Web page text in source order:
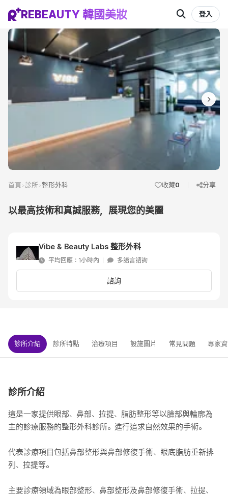
REBEAUTY 韓國美妝 登入
首頁>診所>整形外科 收藏0 分享
以最高技術和真誠服務，展現您的美麗
Vibe & Beauty Labs 整形外科
平均回應：1小時內 多語言諮詢
諮詢
診所介紹 診所特點 治療項目 設施圖片 常見問題 專家
診所介紹
這是一家提供眼部、鼻部、拉提、脂肪整形等以臉部與輪廓為
主的診療服務的整形外科診所。進行追求自然效果的手術。
代表診療項目包括鼻部整形與鼻部修復手術、眼底脂肪重新排
列、拉提等。
主要診療領域為眼部整形、鼻部整形及鼻部修復手術、拉提、